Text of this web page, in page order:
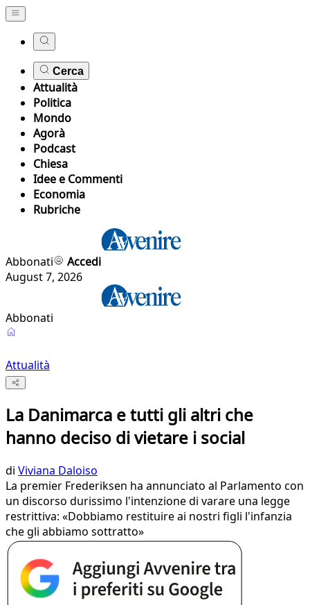
Cerca
Attualità
Politica
Mondo
Agorà
Podcast
Chiesa
Idee e Commenti
Economia
Rubriche
Abbonati
Accedi
August 7, 2026
Abbonati
Attualità
La Danimarca e tutti gli altri che
hanno deciso di vietare i social
di Viviana Daloiso
La premier Frederiksen ha annunciato al Parlamento con
un discorso durissimo l'intenzione di varare una legge
restrittiva: «Dobbiamo restituire ai nostri figli l'infanzia
che gli abbiamo sottratto»